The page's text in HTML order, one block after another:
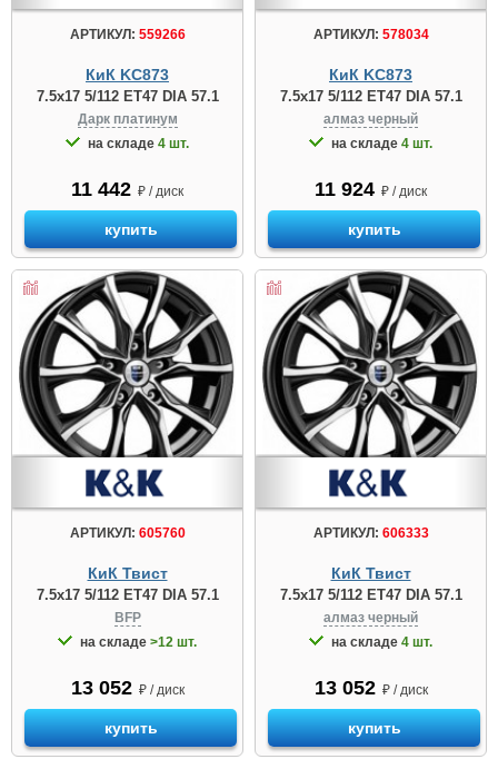
АРТИКУЛ: 559266
КиК KC873
7.5x17 5/112 ET47 DIA 57.1
Дарк платинум
на складе 4 шт.
11 442 ₽ / диск
купить
АРТИКУЛ: 578034
КиК KC873
7.5x17 5/112 ET47 DIA 57.1
алмаз чeрный
на складе 4 шт.
11 924 ₽ / диск
купить
АРТИКУЛ: 605760
КиК Твист
7.5x17 5/112 ET47 DIA 57.1
BFP
на складе >12 шт.
13 052 ₽ / диск
купить
АРТИКУЛ: 606333
КиК Твист
7.5x17 5/112 ET47 DIA 57.1
алмаз чeрный
на складе 4 шт.
13 052 ₽ / диск
купить